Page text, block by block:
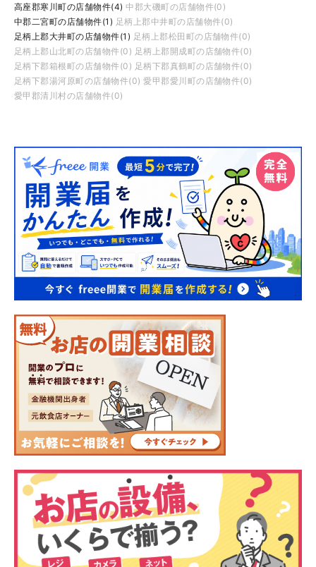
高座郡寒川町の店舗物件(4) 中郡大磯町の店舗物件(0)
中郡二宮町の店舗物件(1) 足柄上郡中井町の店舗物件(0)
足柄上郡大井町の店舗物件(1) 足柄上郡松田町の店舗物件(0)
足柄上郡山北町の店舗物件(0) 足柄上郡開成町の店舗物件(0)
足柄下郡箱根町の店舗物件(0) 足柄下郡真鶴町の店舗物件(0)
足柄下郡湯河原町の店舗物件(0) 愛甲郡愛川町の店舗物件(0)
愛甲郡清川村の店舗物件(0)